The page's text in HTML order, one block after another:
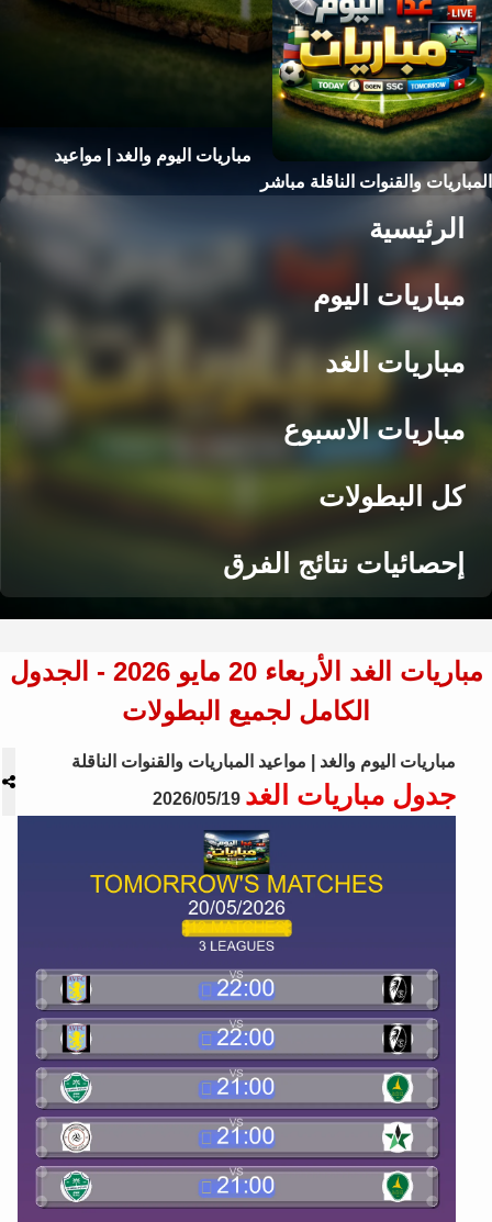
مباريات اليوم والغد | مواعيد
المباريات والقنوات الناقلة مباشر
الرئيسية
مباريات اليوم
مباريات الغد
مباريات الاسبوع
كل البطولات
إحصائيات نتائج الفرق
مباريات الغد الأربعاء 20 مايو 2026 - الجدول
الكامل لجميع البطولات
مباريات اليوم والغد | مواعيد المباريات والقنوات الناقلة
جدول مباريات الغد 2026/05/19